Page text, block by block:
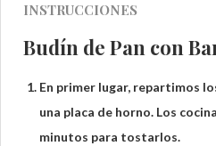
INSTRUCCIONES
Budín de Pan con
En primer lugar, repartimos
una placa de horno. Los
minutos para tostarlos.